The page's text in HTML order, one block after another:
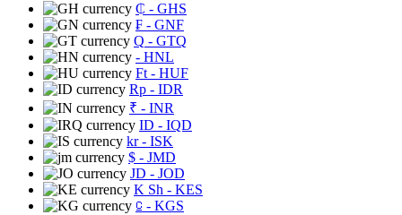
₵ - GHS
₣ - GNF
Q - GTQ
- HNL
Ft - HUF
Rp - IDR
₹ - INR
ID - IQD
kr- ISK
$ - JMD
JD - JOD
K Sh - KES
⃀ - KGS